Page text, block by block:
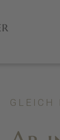
GLEICH